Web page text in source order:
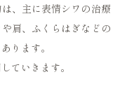
、主に表情シワの治療
肩、ふくらはぎなどの
ります。
ていきます。